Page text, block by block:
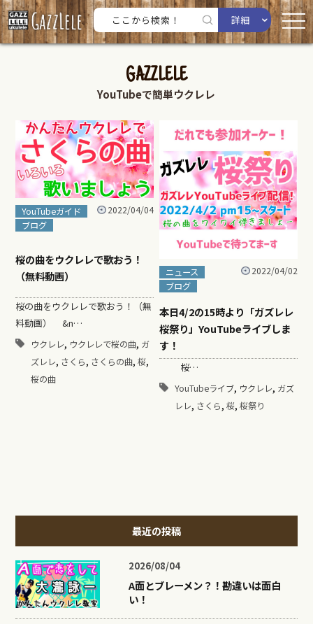
詳細
GAZZLELE
YouTubeで簡単ウクレレ
YouTubeガイド
ブログ
2022/04/04
桜の曲をウクレレで歌おう！
（無料動画）
桜の曲をウクレレで歌おう！（無
料動画） &n…
ウクレレ, ウクレレで桜の曲, ガ
ズレレ, さくら, さくらの曲, 桜,
桜の曲
ニュース
ブログ
2022/04/02
本日4/2の15時より「ガズレレ
桜祭り」YouTubeライブしま
す！
桜…
YouTubeライブ, ウクレレ, ガズ
レレ, さくら, 桜, 桜祭り
最近の投稿
2026/08/04
A面とブレーメン？！勘違いは面白
い！